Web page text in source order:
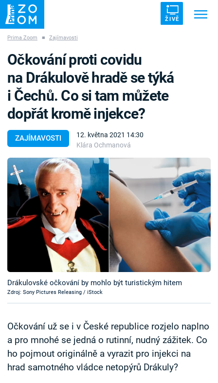
ŽIVĚ
ZÁHADY VETŘELCI DÁVNOVĚKU
Témata
Témata
Pořady
TV Program
Časopis
Sledujte prima+
Přihlášení
Prima Zoom ■ Zajímavosti
ZAJÍMAVOSTI
12. května 2021 14:30
Klára Ochmanová
Očkování proti covidu
na Drákulově hradě se týká
i Čechů. Co si tam můžete
dopřát kromě injekce?
Drákulovské očkování by mohlo být turistickým hitem
Zdroj: Sony Pictures Releasing / iStock
Očkování už se i v České republice rozjelo naplno
a pro mnohé se jedná o rutinní, nudný zážitek. Co
ho pojmout originálně a vyrazit pro injekci na
hrad samotného vládce netopýrů Drákuly?